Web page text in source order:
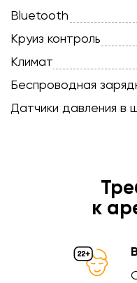
Bluetooth
Круиз контроль
Климат
Беспроводная
Датчики давления в
к